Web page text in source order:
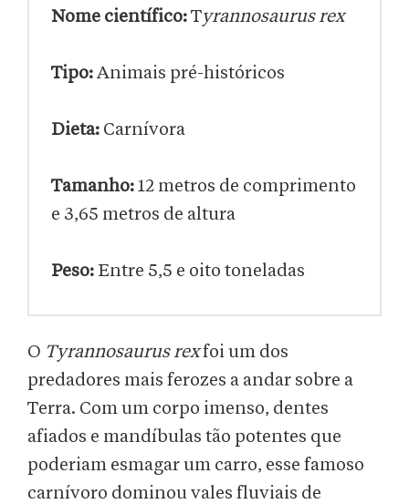
Nome científico:Tyrannosaurus rex
Tipo:Animais pré-históricos
Dieta: Carnívora
Tamanho:12 metros de comprimento
e 3,65 metros de altura
Peso: Entre 5,5 e oito toneladas
O Tyrannosaurus rexfoi um dos
predadores mais ferozes a andar sobre a
Terra. Com um corpo imenso, dentes
afiados e mandíbulas tão potentes que
poderiam esmagar um carro, esse famoso
carnívoro dominou vales fluviais de